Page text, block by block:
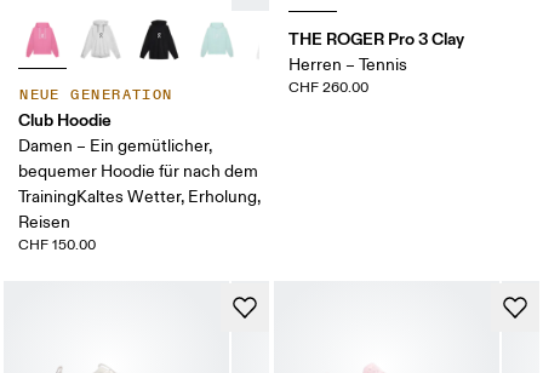
NEUE GENERATION
Club Hoodie
Damen – Ein gemütlicher,
bequemer Hoodie für nach dem
TrainingKaltes Wetter, Erholung,
Reisen
CHF 150.00
THE ROGER Pro 3 Clay
Herren – Tennis
CHF 260.00